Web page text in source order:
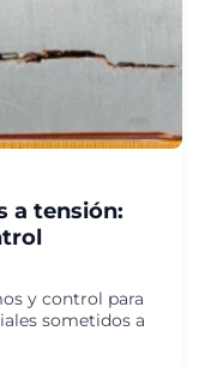
a tensión:
y control para
sometidos a